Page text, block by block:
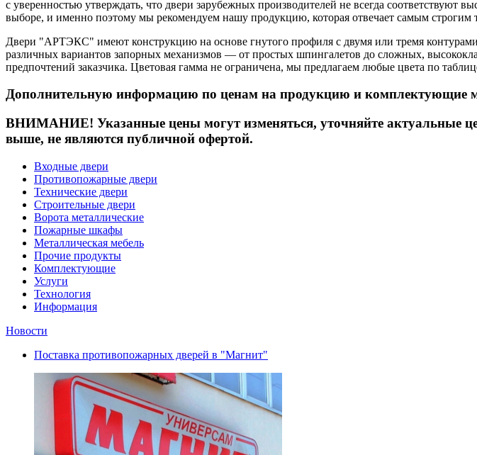
с уверенностью утверждать, что двери зарубежных производителей не всегда
выборе, и именно поэтому мы рекомендуем нашу продукцию, которая отвечает самым строгим
Двери "АРТЭКС" имеют конструкцию на основе гнутого профиля с двумя или тремя
различных вариантов запорных механизмов — от простых шпингалетов до сложных,
предпочтений заказчика. Цветовая гамма не ограничена, мы предлагаем любые цвета по
Дополнительную информацию по ценам на продукцию и комплектующие
ВНИМАНИЕ! Указанные цены могут изменяться, уточняйте актуальные
выше, не являются публичной офертой.
Входные двери
Противопожарные двери
Технические двери
Строительные двери
Ворота металлические
Пожарные шкафы
Металлическая мебель
Прочие продукты
Комплектующие
Услуги
Технология
Информация
Новости
Поставка противопожарных дверей в "Магнит"